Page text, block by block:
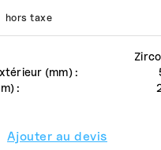
(mm) :
:
hors taxe
Ajouter au devis